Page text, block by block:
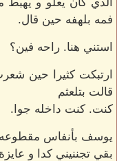
فمه بلهفه حين قال.
استني هنا. راحه فين؟
ارتبكت كثيرا حين
قالت بتلعثم
كنت. كنت داخله جوا.
يوسف بأنفاس مقطوعه
بقي تجننيني كدا و